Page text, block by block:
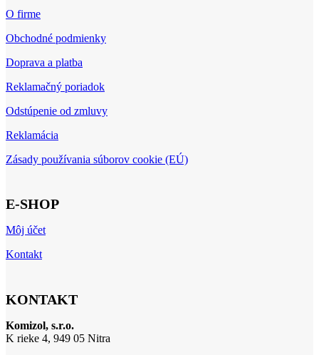
O firme
Obchodné podmienky
Doprava a platba
Reklamačný poriadok
Odstúpenie od zmluvy
Reklamácia
Zásady používania súborov cookie (EÚ)
E-SHOP
Môj účet
Kontakt
KONTAKT
Komizol, s.r.o.
K rieke 4, 949 05 Nitra